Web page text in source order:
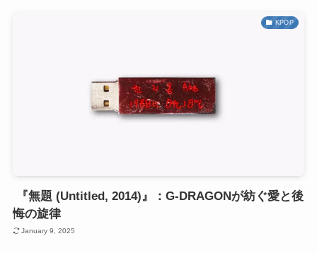
KPOP
『無題 (Untitled, 2014)』：G-DRAGONが紡ぐ愛と後
悔の旋律
January 9, 2025